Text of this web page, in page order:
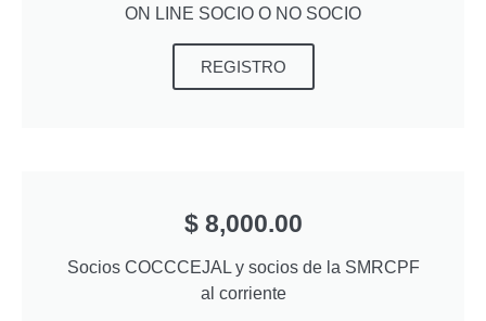
ON LINE SOCIO O NO SOCIO
REGISTRO
$ 8,000.00
Socios COCCCEJAL y socios de la SMRCPF
al corriente